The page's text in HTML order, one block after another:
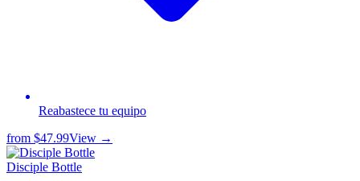
Reabastece tu equipo
from $47.99View →
Disciple Bottle